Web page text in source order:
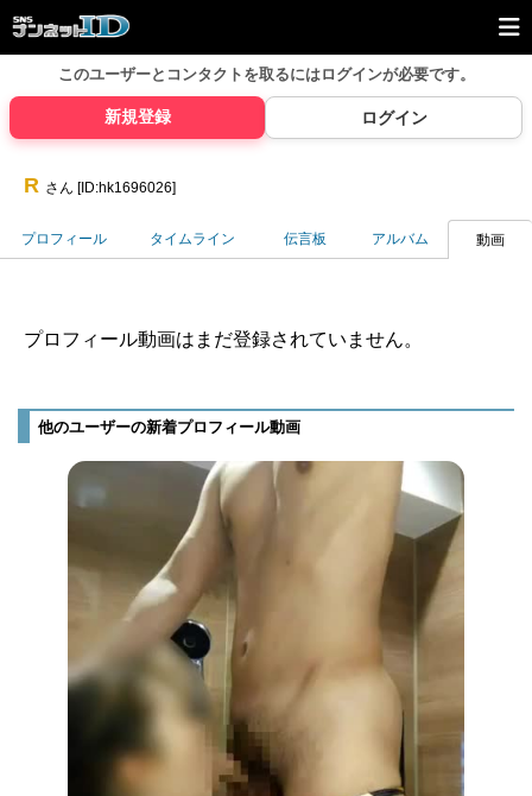
このユーザーとコンタクトを取るにはログインが必要です。
新規登録 ログイン
R さん [ID:hk1696026]
プロフィール タイムライン 伝言板 アルバム 動画
プロフィール動画はまだ登録されていません。
他のユーザーの新着プロフィール動画